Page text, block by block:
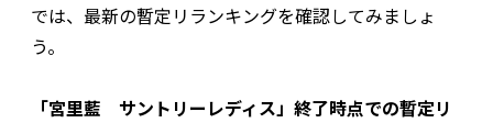
では、最新の暫定リランキングを確認してみましょ
う。
「宮里藍 サントリーレディス」終了時点での暫定リ